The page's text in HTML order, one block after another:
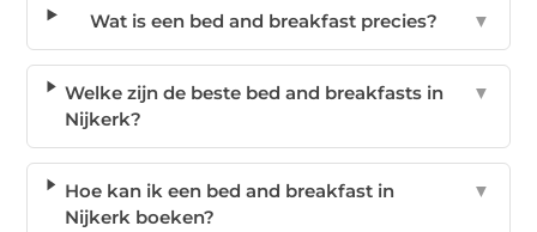
Wat is een bed and breakfast precies? ▼
Welke zijn de beste bed and breakfasts in
Nijkerk?
▼
Hoe kan ik een bed and breakfast in
Nijkerk boeken?
▼